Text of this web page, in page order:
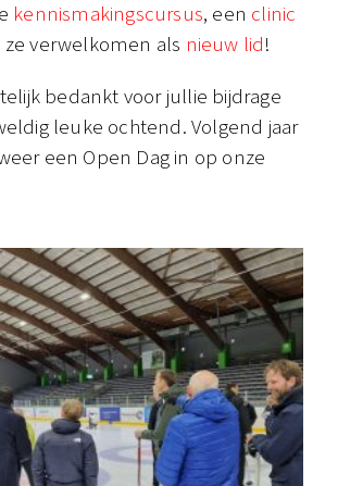
kennismakingscursus, een clinic
verwelkomen als nieuw lid!
bedankt voor jullie bijdrage
leuke ochtend. Volgend jaar
een Open Dag in op onze